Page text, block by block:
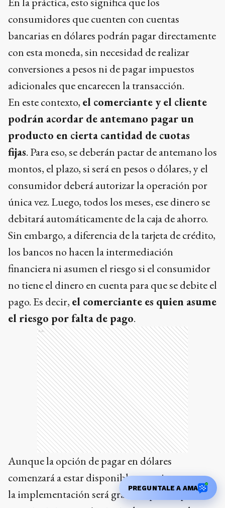
consumidores que cuenten con cuentas
bancarias en dólares podrán pagar directamente
con esta moneda, sin necesidad de realizar
conversiones a pesos ni de pagar impuestos
adicionales que encarecen la transacción.
En este contexto, el comerciante y el cliente
podrán acordar de antemano pagar un
producto en cierta cantidad de cuotas
fijas. Para eso, se deberán pactar de antemano los
montos, el plazo, si será en pesos o dólares, y el
consumidor deberá autorizar la operación por
única vez. Luego, todos los meses, ese dinero se
debitará automáticamente de la caja de ahorro.
Sin embargo, a diferencia de la tarjeta de crédito,
los bancos no hacen la intermediación
financiera ni asumen el riesgo si el consumidor
no tiene el dinero en cuenta para que se debite el
pago. Es decir, el comerciante es quien asume
el riesgo por falta de pago.
Ads
Aunque la opción de pagar en dólares
comenzará a estar disponible en varios sectores,
la implementación será gradual, por lo que en
PREGUNTALE A AMA